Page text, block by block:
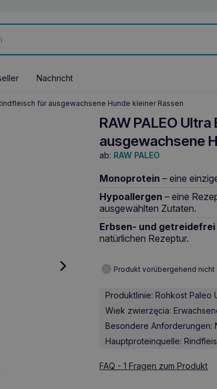
Nachricht
für ausgewachsene Hunde kleiner Rassen
RAW PALEO
ausgewachsene
ab: RAW PALEO
Monoprotein – eine
Hypoallergen – eine
ausgewählten Zutaten.
Erbsen- und getreidefrei
natürlichen Rezeptur.
Produkt vorübergehend nicht
Produktlinie: Rohkost Paleo
Wiek zwierzęcia:
Besondere Anforderungen:
Hauptproteinquelle:
FAQ - 1 Fragen zum Produkt